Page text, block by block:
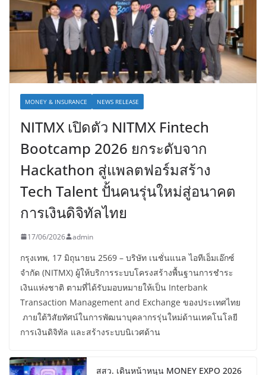
MONEY & INSURANCE NEWS RELEASE
NITMX เปิดตัว NITMX Fintech
Bootcamp 2026 ยกระดับจาก
Hackathon สู่แพลตฟอร์มสร้าง
Tech Talent ปั้นคนรุ่นใหม่สู่อนาคต
การเงินดิจิทัลไทย
17/06/2026 admin
กรุงเทพ, 17 มิถุนายน 2569 – บริษัท เนชั่นแนล ไอทีเอ็มเอ๊กซ์
จำกัด (NITMX) ผู้ให้บริการระบบโครงสร้างพื้นฐานการชำระ
เงินแห่งชาติ ตามที่ได้รับมอบหมายให้เป็น Interbank
Transaction Management and Exchange ของประเทศไทย
ภายใต้วิสัยทัศน์ในการพัฒนาบุคลากรรุ่นใหม่ด้านเทคโนโลยี
การเงินดิจิทัล และสร้างระบบนิเวศด้าน
สสว. เดินหน้าหนุน MONEY EXPO 2026